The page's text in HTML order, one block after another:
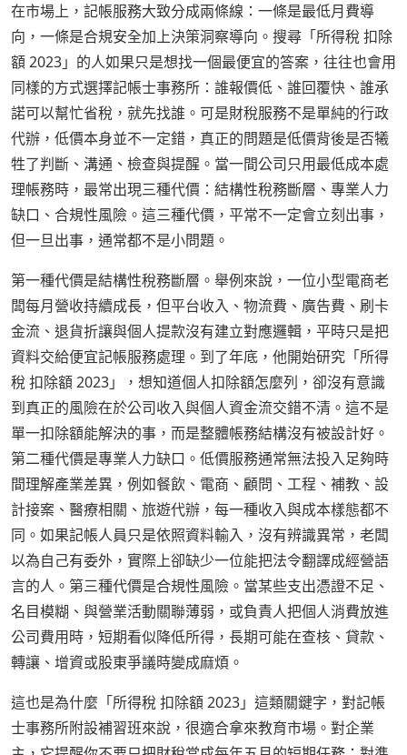
在市場上，記帳服務大致分成兩條線：一條是最低月費導
向，一條是合規安全加上決策洞察導向。搜尋「所得稅 扣除
額 2023」的人如果只是想找一個最便宜的答案，往往也會用
同樣的方式選擇記帳士事務所：誰報價低、誰回覆快、誰承
諾可以幫忙省稅，就先找誰。可是財稅服務不是單純的行政
代辦，低價本身並不一定錯，真正的問題是低價背後是否犧
牲了判斷、溝通、檢查與提醒。當一間公司只用最低成本處
理帳務時，最常出現三種代價：結構性稅務斷層、專業人力
缺口、合規性風險。這三種代價，平常不一定會立刻出事，
但一旦出事，通常都不是小問題。
第一種代價是結構性稅務斷層。舉例來說，一位小型電商老
闆每月營收持續成長，但平台收入、物流費、廣告費、刷卡
金流、退貨折讓與個人提款沒有建立對應邏輯，平時只是把
資料交給便宜記帳服務處理。到了年底，他開始研究「所得
稅 扣除額 2023」，想知道個人扣除額怎麼列，卻沒有意識
到真正的風險在於公司收入與個人資金流交錯不清。這不是
單一扣除額能解決的事，而是整體帳務結構沒有被設計好。
第二種代價是專業人力缺口。低價服務通常無法投入足夠時
間理解產業差異，例如餐飲、電商、顧問、工程、補教、設
計接案、醫療相關、旅遊代辦，每一種收入與成本樣態都不
同。如果記帳人員只是依照資料輸入，沒有辨識異常，老闆
以為自己有委外，實際上卻缺少一位能把法令翻譯成經營語
言的人。第三種代價是合規性風險。當某些支出憑證不足、
名目模糊、與營業活動關聯薄弱，或負責人把個人消費放進
公司費用時，短期看似降低所得，長期可能在查核、貸款、
轉讓、增資或股東爭議時變成麻煩。
這也是為什麼「所得稅 扣除額 2023」這類關鍵字，對記帳
士事務所附設補習班來說，很適合拿來教育市場。對企業